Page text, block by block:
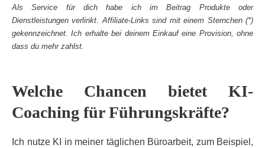
Als Service für dich habe ich im Beitrag Produkte oder
Dienstleistungen verlinkt. Affiliate-Links sind mit einem Sternchen (*)
gekennzeichnet. Ich erhalte bei deinem Einkauf eine Provision, ohne
dass du mehr zahlst.
Welche Chancen bietet KI-
Coaching für Führungskräfte?
Ich nutze KI in meiner täglichen Büroarbeit, zum Beispiel,